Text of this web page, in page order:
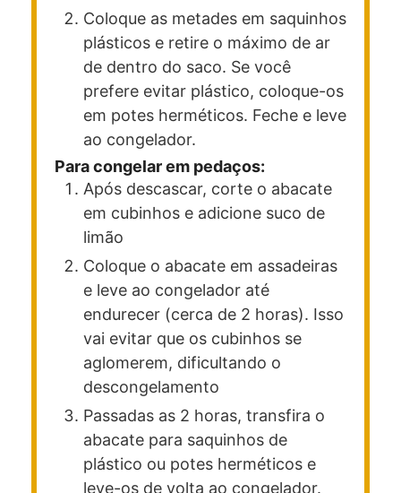
Coloque as metades em saquinhos
plásticos e retire o máximo de ar
de dentro do saco. Se você
prefere evitar plástico, coloque-os
em potes herméticos. Feche e leve
ao congelador.
Para congelar em pedaços:
Após descascar, corte o abacate
em cubinhos e adicione suco de
limão
Coloque o abacate em assadeiras
e leve ao congelador até
endurecer (cerca de 2 horas). Isso
vai evitar que os cubinhos se
aglomerem, dificultando o
descongelamento
Passadas as 2 horas, transfira o
abacate para saquinhos de
plástico ou potes herméticos e
leve-os de volta ao congelador.